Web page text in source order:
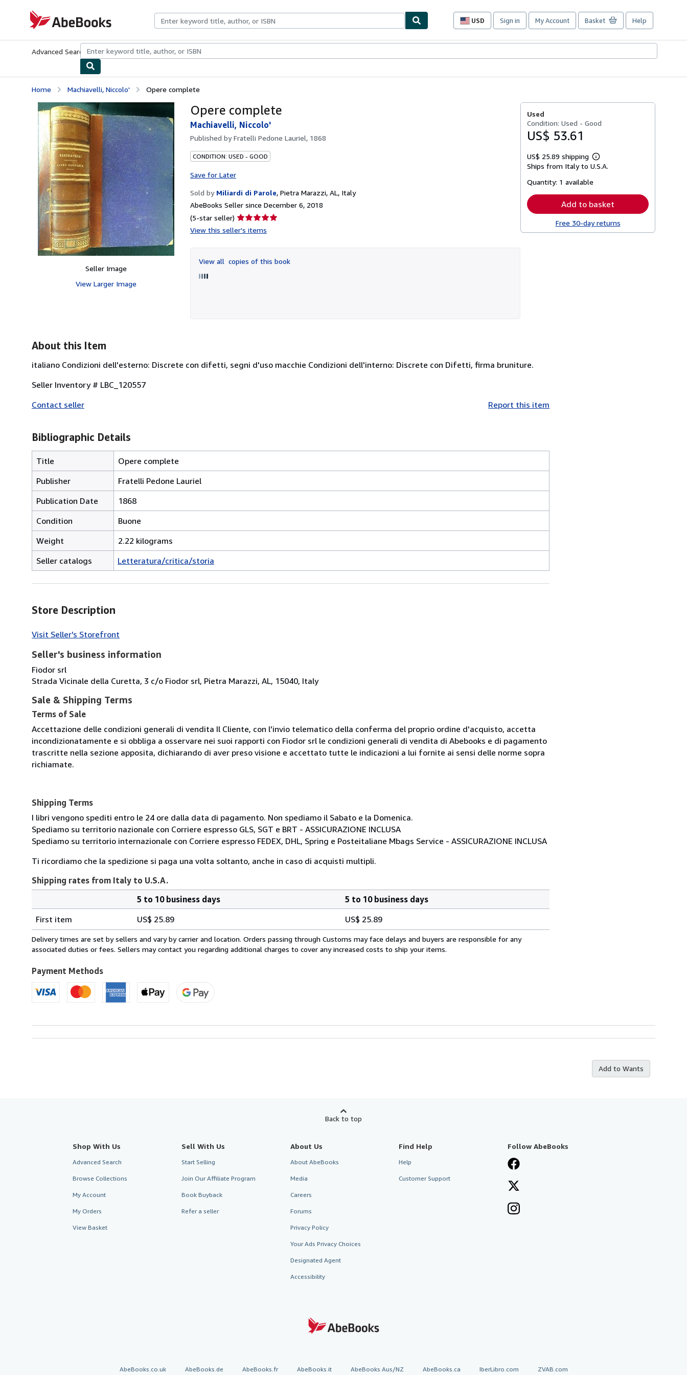
AbeBooks.com
USD
Site
preferences
Sign in My Account Basket Help
Advanced Search Browse CollectionsRare BooksArt & Collectibles
Home Machiavelli, Niccolo' Opere complete
Seller Image
View Larger Image
Opere complete
Machiavelli, Niccolo'
Published byFratelli Pedone Lauriel, 1868
CONDITION: USED - GOOD
Save for Later
Sold by Miliardi di Parole, Pietra Marazzi, AL, Italy
AbeBooks Seller since December 6, 2018
(5-star seller) Seller
rating
of
5
View this seller's items
View all copies of this book
Used
Condition: Used - Good
US$ 53.61
US$ 25.89 shipping
Learn
more
Ships from Italy to U.S.A.
Quantity: 1 available
Add to basket
Free 30-day returns
About this Item
italiano Condizioni dell'esterno: Discrete con difetti, segni d'uso macchie Condizioni dell'interno: Discrete con Difetti, firma bruniture.
Seller Inventory # LBC_120557
Contact seller
Report this item
Bibliographic Details
Title
Opere complete
Publisher
Fratelli Pedone Lauriel
Publication Date
1868
Condition
Buone
Weight
2.22 kilograms
Seller catalogs
Letteratura/critica/storia
Store Description
Visit Seller's Storefront
Seller's business information
Fiodor srl
Strada Vicinale della Curetta, 3 c/o Fiodor srl, Pietra Marazzi, AL, 15040, Italy
Sale & Shipping Terms
Terms of Sale
Accettazione delle condizioni generali di vendita Il Cliente, con l'invio telematico della conferma del proprio ordine d'acquisto, accetta
incondizionatamente e si obbliga a osservare nei suoi rapporti con Fiodor srl le condizioni generali di vendita di Abebooks e di pagamento
trascritte nella sezione apposita, dichiarando di aver preso visione e accettato tutte le indicazioni a lui fornite ai sensi delle norme sopra
richiamate.
Shipping Terms
I libri vengono spediti entro le 24 ore dalla data di pagamento. Non spediamo il Sabato e la Domenica.
Spediamo su territorio nazionale con Corriere espresso GLS, SGT e BRT - ASSICURAZIONE INCLUSA
Spediamo su territorio internazionale con Corriere espresso FEDEX, DHL, Spring e Posteitaliane Mbags Service - ASSICURAZIONE INCLUSA
Ti ricordiamo che la spedizione si paga una volta soltanto, anche in caso di acquisti multipli.
Shipping rates from Italy to U.S.A.
rates
from
Italy
U.S.A.
5 to 10 business days
5 to 10 business days
First item
US$ 25.89 US$ 25.89
Delivery times are set by sellers and vary by carrier and location. Orders passing through Customs may face delays and buyers are responsible for any
associated duties or fees. Sellers may contact you regarding additional charges to cover any increased costs to ship your items.
Payment Methods
Add to Wants
Back to top
Shop With Us
Advanced Search
Browse Collections
My Account
My Orders
View Basket
Sell With Us
Start Selling
Join Our Affiliate Program
Book Buyback
Refer a seller
About Us
About AbeBooks
Media
Careers
Forums
Privacy Policy
Your Ads Privacy Choices
Designated Agent
Accessibility
Find Help
Help
Customer Support
Follow AbeBooks
AbeBooks.co.uk AbeBooks.de AbeBooks.fr AbeBooks.it AbeBooks Aus/NZ AbeBooks.ca IberLibro.com ZVAB.com